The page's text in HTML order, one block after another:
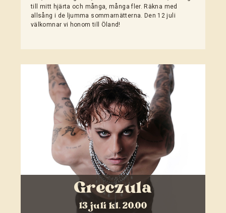
till mitt hjärta och många, många fler. Räkna med
allsång i de ljumma sommarnätterna. Den 12 juli
välkomnar vi honom till Öland!
Greczula
13 juli kl. 20.00